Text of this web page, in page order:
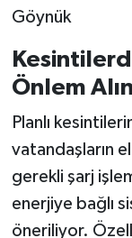
Göynük
Önlem Alın
Planlı
vatandaşların
gerekli şarj
enerjiye bağlı
öneriliyor.